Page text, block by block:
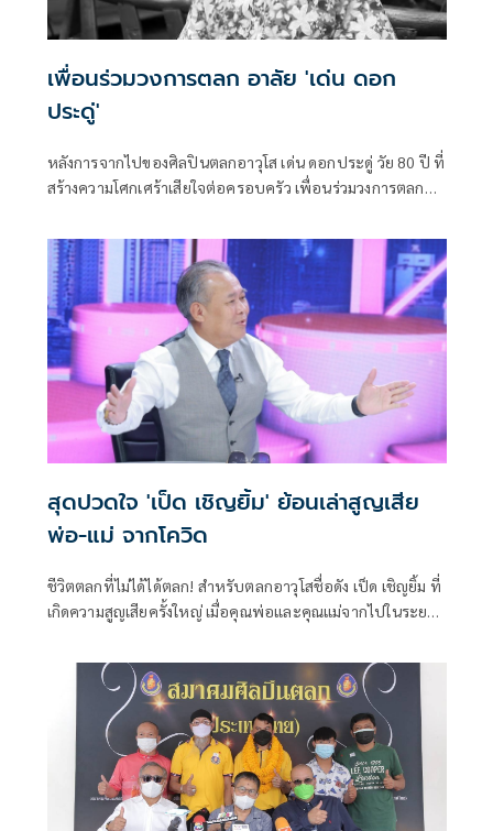
เพื่อนร่วมวงการตลก อาลัย 'เด่น ดอก
ประดู่'
หลังการจากไปของศิลปินตลกอาวุโส เด่น ดอกประดู่ วัย 80 ปี ที่
สร้างความโศกเศร้าเสียใจต่อครอบครัว เพื่อนร่วมวงการตลก
ต่างโพสต์ข้อความไว้อาลัย
สุดปวดใจ 'เป็ด เชิญยิ้ม' ย้อนเล่าสูญเสีย
พ่อ-แม่ จากโควิด
ชีวิตตลกที่ไม่ได้ได้ตลก! สำหรับตลกอาวุโสชื่อดัง เป็ด เชิญยิ้ม ที่
เกิดความสูญเสียครั้งใหญ่ เมื่อคุณพ่อและคุณแม่จากไปในระยะ
ตอนนั้นให้ฟัง ผ่านทางรายการโต๊ะหนูแหม่ม